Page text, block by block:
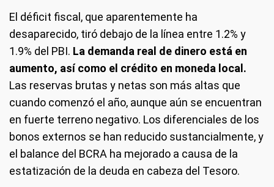
El déficit fiscal, que aparentemente ha
desaparecido, tiró debajo de la línea entre 1.2% y
1.9% del PBI. La demanda real de dinero está en
aumento, así como el crédito en moneda local.
Las reservas brutas y netas son más altas que
cuando comenzó el año, aunque aún se encuentran
en fuerte terreno negativo. Los diferenciales de los
bonos externos se han reducido sustancialmente, y
el balance del BCRA ha mejorado a causa de la
estatización de la deuda en cabeza del Tesoro.